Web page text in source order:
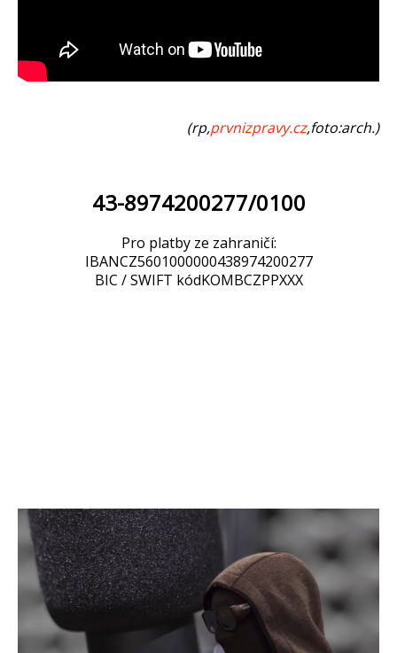
(rp,prvnizpravy.cz,foto:arch.)
43-8974200277/0100
Pro platby ze zahraničí:
IBANCZ5601000000438974200277
BIC / SWIFT kódKOMBCZPPXXX